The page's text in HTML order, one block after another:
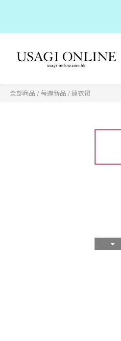
全部商品 /每週新品 /連衣裙